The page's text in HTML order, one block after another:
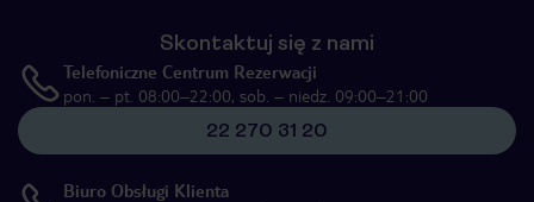
Skontaktuj się z nami
Telefoniczne Centrum Rezerwacji
pon. – pt. 08:00–22:00, sob. – niedz. 09:00–21:00
22 270 31 20
Biuro Obsługi Klienta